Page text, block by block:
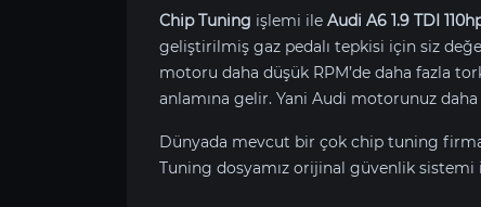
Chip Tuning işlemi ile Audi A6 1.9 TDI
geliştirilmiş gaz pedalı tepkisi için siz
motoru daha düşük RPM’de daha fazla
anlamına gelir. Yani Audi motorunuz
Dünyada mevcut bir çok chip tuning
Tuning dosyamız orijinal güvenlik